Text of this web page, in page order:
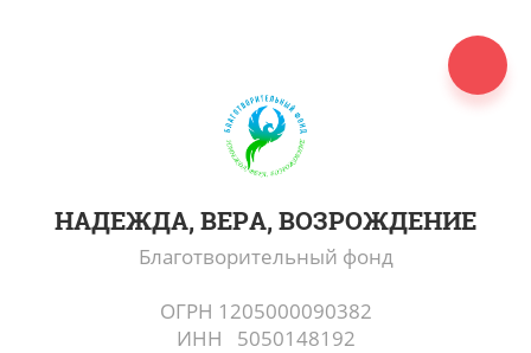
НАДЕЖДА, ВЕРА, ВОЗРОЖДЕНИЕ
Благотворительный фонд
ОГРН 1205000090382
ИНН 5050148192